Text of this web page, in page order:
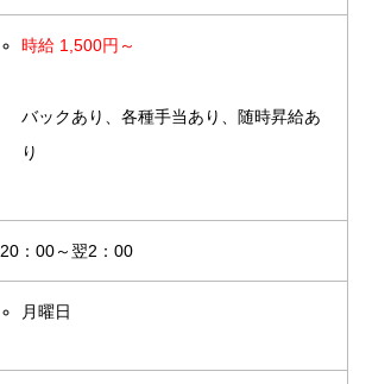
時給 1,500円～
バックあり、各種手当あり、随時昇給あ
り
20：00～翌2：00
月曜日